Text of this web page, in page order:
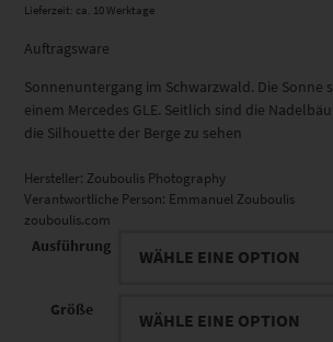
Lieferzeit: ca. 10 Werktage
Auftragsware
Sonnenuntergang im Schwarzwald. Die Sonne
einem Mercedes GLE. Seitlich sind die
die Silhouette der Berge zu sehen
Hersteller: Zouboulis Photography
Verantwortliche Person: Emmanuel Zouboulis
zouboulis.com
Ausführung
Größe